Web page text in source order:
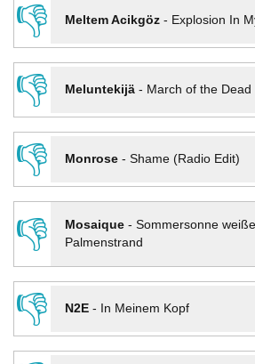
👎
Meltem Acikgöz- Explosion In
👎
Meluntekijä- March of the Dead
👎
Monrose- Shame (Radio Edit)
👎
Mosaique- Sommersonne
Palmenstrand
👎
N2E- In Meinem Kopf